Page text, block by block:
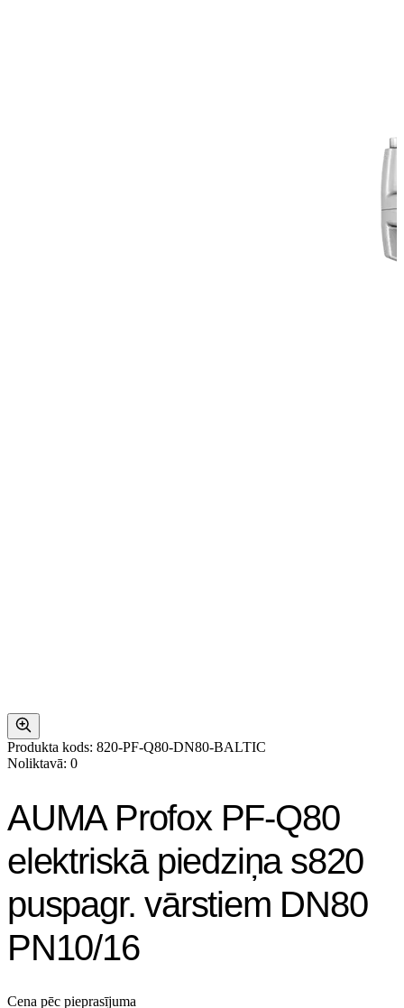
Produkta kods: 820-PF-Q80-DN80-BALTIC
Noliktavā: 0
AUMA Profox PF-Q80
elektriskā piedziņa s820
puspagr. vārstiem DN80
PN10/16
Cena pēc pieprasījuma